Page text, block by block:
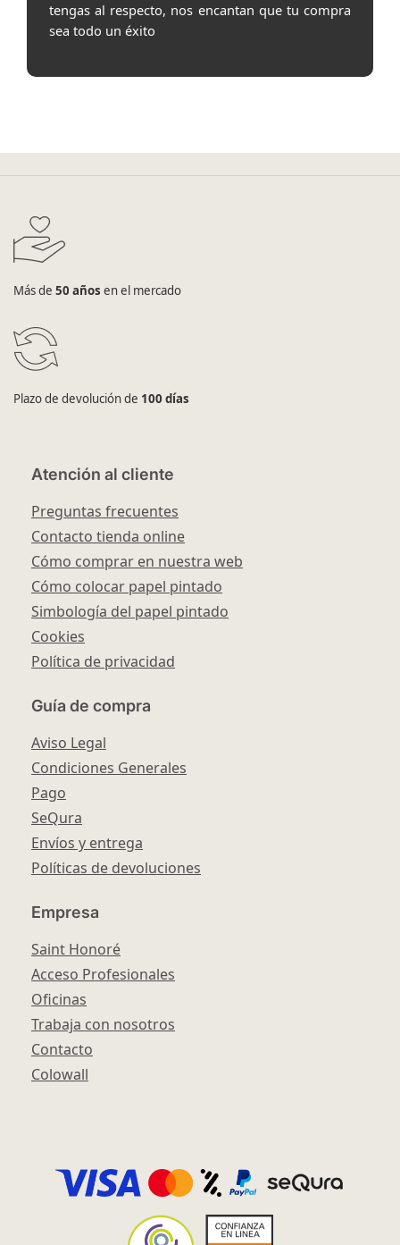
tengas al respecto, nos encantan que tu compra
sea todo un éxito
Más de 50 años en el mercado
Plazo de devolución de 100 días
Atención al cliente
Preguntas frecuentes
Contacto tienda online
Cómo comprar en nuestra web
Cómo colocar papel pintado
Simbología del papel pintado
Cookies
Política de privacidad
Guía de compra
Aviso Legal
Condiciones Generales
Pago
SeQura
Envíos y entrega
Políticas de devoluciones
Empresa
Saint Honoré
Acceso Profesionales
Oficinas
Trabaja con nosotros
Contacto
Colowall